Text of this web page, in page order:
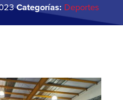
Categorías: Deportes